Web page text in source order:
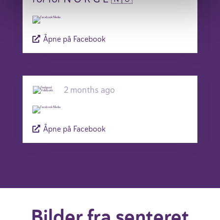
Åpne på Facebook
2 months ago
Åpne på Facebook